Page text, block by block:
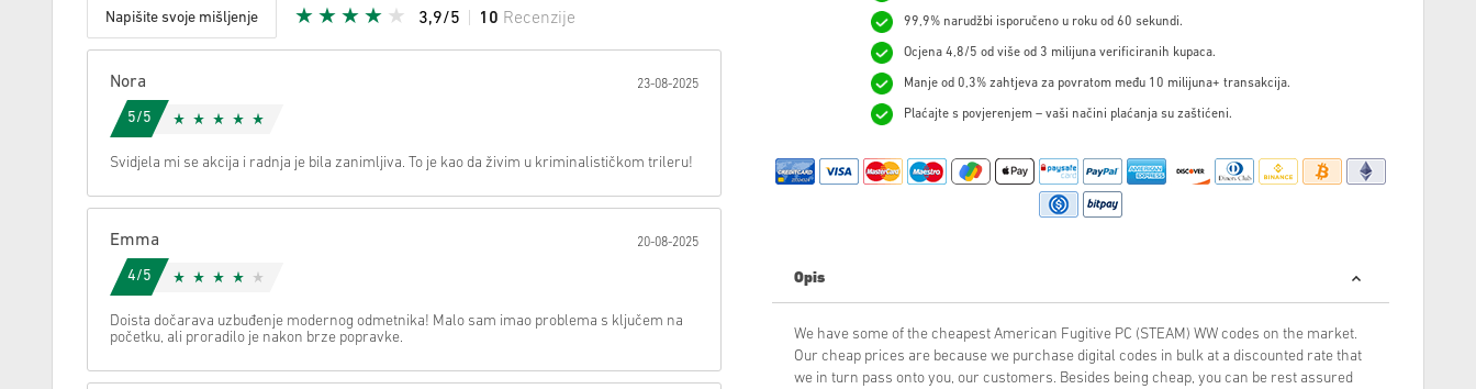
Napišite svoje mišljenje 3,9/5 10 Recenzije
Možemo li vam pomoći oko nečega?
Nora 23-08-2025
5/5
Svidjela mi se akcija i radnja je bila zanimljiva. To je kao da živim u kriminalističkom trileru!
Emma 20-08-2025
4/5
Doista dočarava uzbuđenje modernog odmetnika! Malo sam imao problema s ključem na
početku, ali proradilo je nakon brze popravke.
99,9% narudžbi isporučeno u roku od 60 sekundi.
Ocjena 4,8/5 od više od 3 milijuna verificiranih kupaca.
Manje od 0,3% zahtjeva za povratom među 10 milijuna+ transakcija.
Plaćajte s povjerenjem – vaši načini plaćanja su zaštićeni.
Opis
We have some of the cheapest American Fugitive PC (STEAM) WW codes on the market.
Our cheap prices are because we purchase digital codes in bulk at a discounted rate that
we in turn pass onto you, our customers. Besides being cheap, you can be rest assured